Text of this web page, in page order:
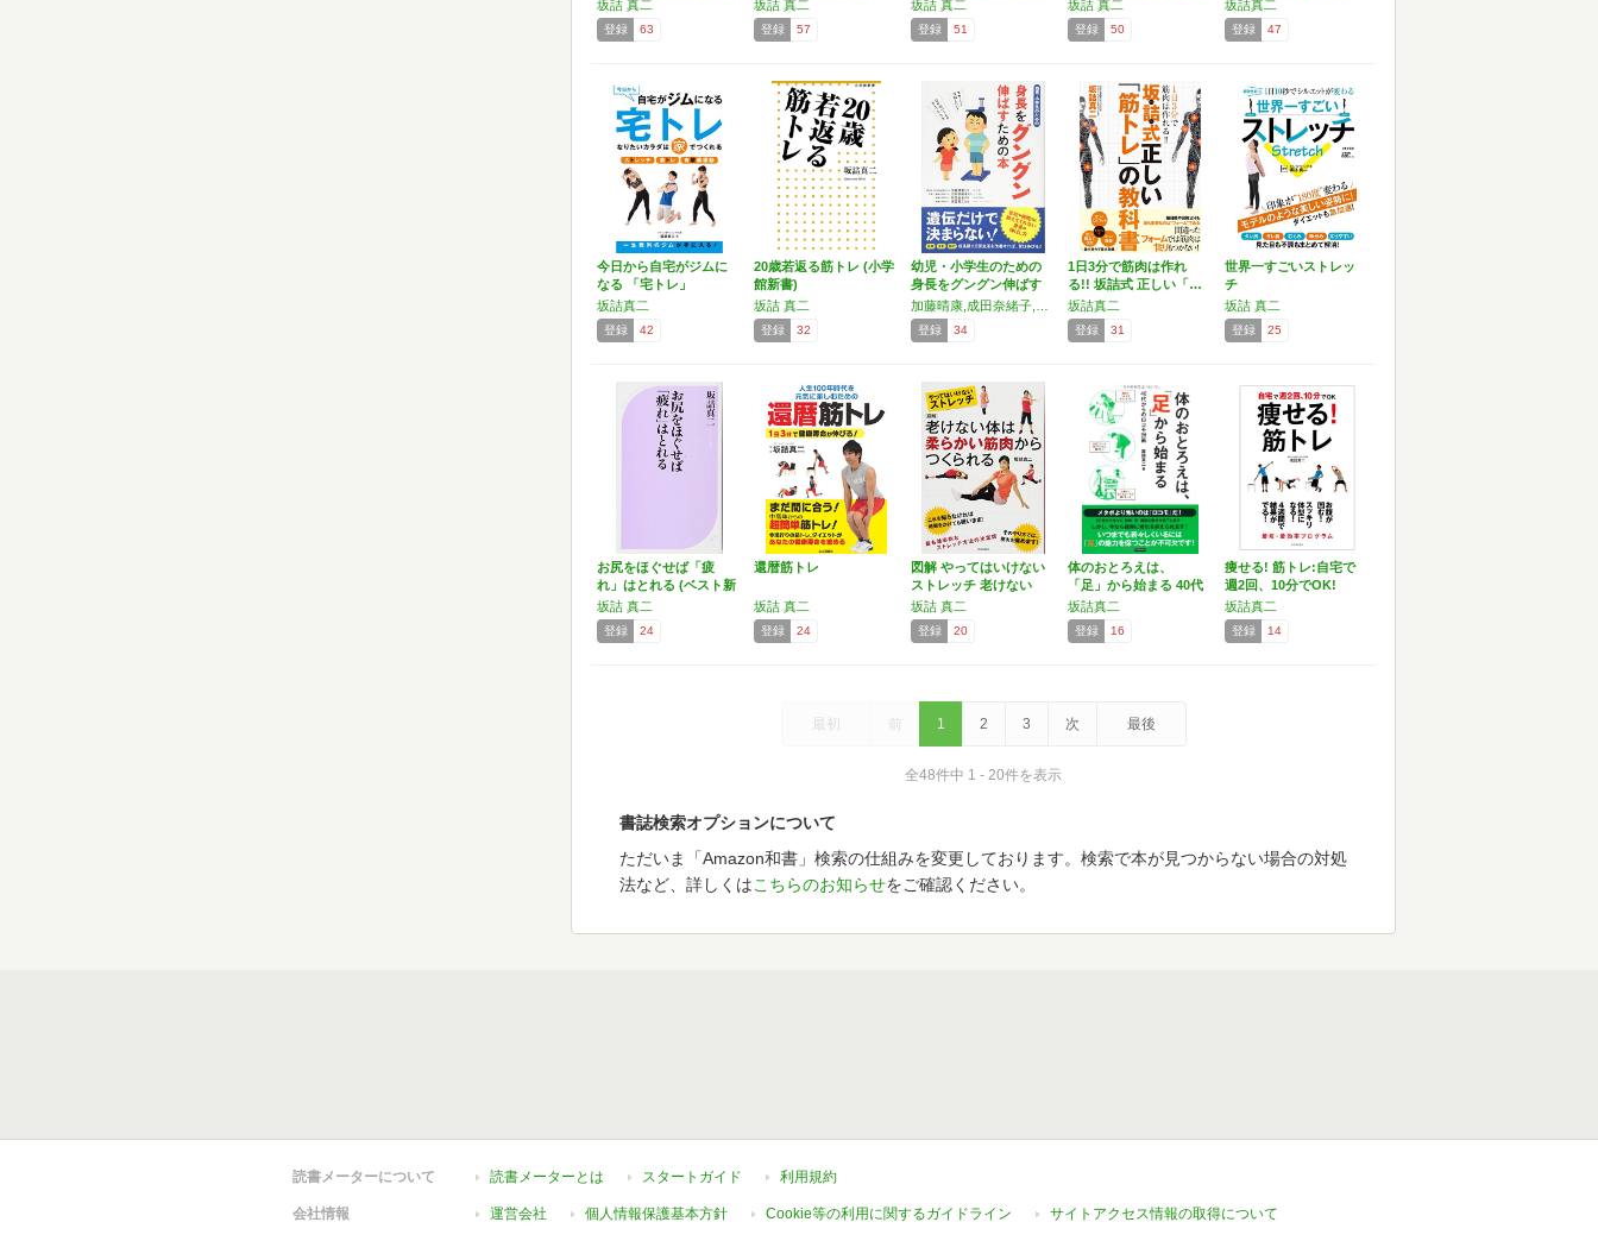
坂詰 真二
登録 63
坂詰 真二
登録 57
坂詰 真二
登録 51
坂詰 真二
登録 50
坂詰真二
登録 47
今日から自宅がジムに
なる 「宅トレ」
坂詰真二
登録 42
20歳若返る筋トレ (小学
館新書)
坂詰 真二
登録 32
幼児・小学生のための
身長をグングン伸ばす
ため…
登録 34
1日3分で筋肉は作れ
る!! 坂詰式 正しい「…
坂詰真二
登録 31
世界一すごいストレッ
チ
坂詰 真二
登録 25
お尻をほぐせば「疲
れ」はとれる (ベスト新
書)
坂詰 真二
登録 24
還暦筋トレ
坂詰 真二
登録 24
図解 やってはいけない
ストレッチ 老けない
体…
坂詰 真二
登録 20
体のおとろえは、
「足」から始まる 40代
から…
坂詰真二
登録 16
痩せる! 筋トレ:自宅で
週2回、10分でOK!
坂詰真二
登録 14
最初 前 1 2 3 次 最後
全48件中 1 - 20件を表示
書誌検索オプションについて
ただいま「Amazon和書」検索の仕組みを変更しております。検索で本が見つからない場合の対処
法など、詳しくはこちらのお知らせをご確認ください。
読書メーターについて 読書メーターとは スタートガイド 利用規約
会社情報 運営会社 個人情報保護基本方針 Cookie等の利用に関するガイドライン サイトアクセス情報の取得について